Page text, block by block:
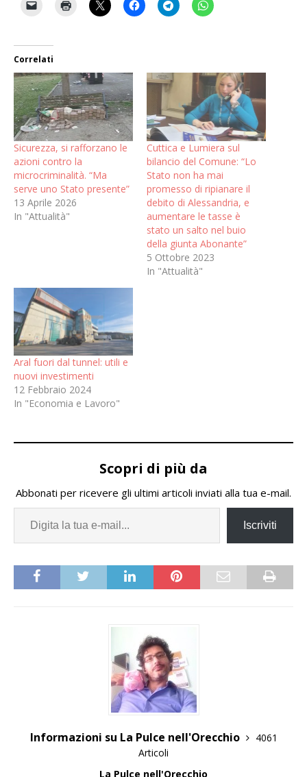
Correlati
Sicurezza, si rafforzano le
azioni contro la
microcriminalità. “Ma
serve uno Stato presente”
13 Aprile 2026
In "Attualità"
Cuttica e Lumiera sul
bilancio del Comune: “Lo
Stato non ha mai
promesso di ripianare il
debito di Alessandria, e
aumentare le tasse è
stato un salto nel buio
della giunta Abonante”
5 Ottobre 2023
In "Attualità"
Aral fuori dal tunnel: utili e
nuovi investimenti
12 Febbraio 2024
In "Economia e Lavoro"
Scopri di più da
Abbonati per ricevere gli ultimi articoli inviati alla tua e-mail.
Iscriviti
Informazioni su La Pulce nell'Orecchio
4061
Articoli
La Pulce nell'Orecchio